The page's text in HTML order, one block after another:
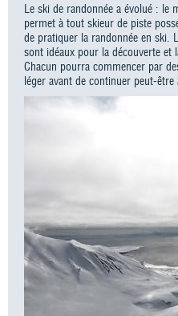
Le ski de randonnée a évolué : le
permet à tout skieur de piste
de pratiquer la randonnée en ski.
sont idéaux pour la découverte et
Chacun pourra commencer par
léger avant de continuer peut-